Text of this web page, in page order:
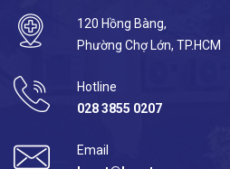
120 Hồng Bàng,
Phường Chợ Lớn, TP.HCM
Hotline
028 3855 0207
Email